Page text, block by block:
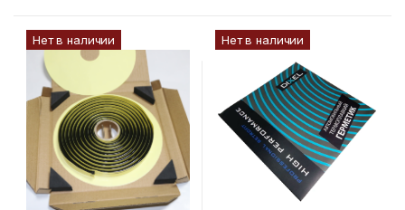
Нет в наличии Нет в наличии